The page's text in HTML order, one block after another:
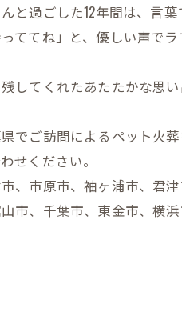
と過ごした12年間は、言
ててね」と、優しい声で
してくれたあたたかな思
でご訪問によるペット火
せください。
、市原市、袖ヶ浦市、君
市、千葉市、東金市、横